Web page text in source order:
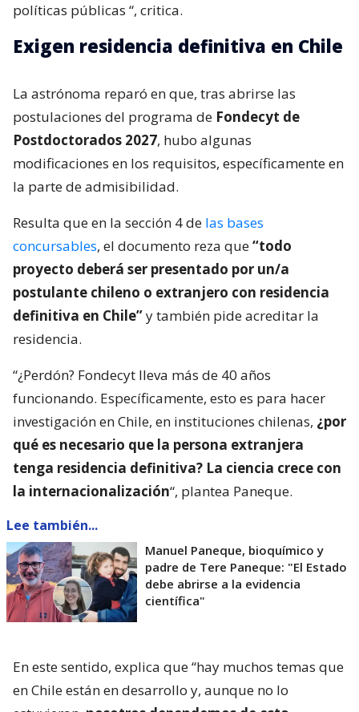
políticas públicas “, critica.
Exigen residencia definitiva en Chile
La astrónoma reparó en que, tras abrirse las
postulaciones del programa de Fondecyt de
Postdoctorados 2027, hubo algunas
modificaciones en los requisitos, específicamente en
la parte de admisibilidad.
Resulta que en la sección 4 de las bases
concursables, el documento reza que“todo
proyecto deberá ser presentado por un/a
postulante chileno o extranjero con residencia
definitiva en Chile”y también pide acreditar la
residencia.
“¿Perdón? Fondecyt lleva más de 40 años
funcionando. Específicamente, esto es para hacer
investigación en Chile, en instituciones chilenas, ¿por
qué es necesario que la persona extranjera
tenga residencia definitiva? La ciencia crece con
la internacionalización“, plantea Paneque.
Lee también...
Manuel Paneque, bioquímico y
padre de Tere Paneque: "El Estado
debe abrirse a la evidencia
científica"
En este sentido, explica que “hay muchos temas que
en Chile están en desarrollo y, aunque no lo